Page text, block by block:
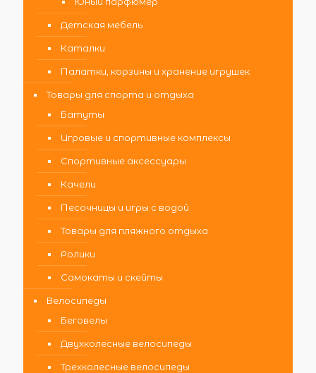
Детская мебель
Каталки
Палатки, корзины и хранение игрушек
Товары для спорта и отдыха
Батуты
Игровые и спортивные комплексы
Спортивные аксессуары
Качели
Песочницы и игры с водой
Товары для пляжного отдыха
Ролики
Самокаты и скейты
Велосипеды
Беговелы
Двухколесные велосипеды
Трехколесные велосипеды